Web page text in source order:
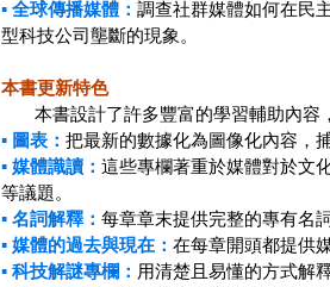
▪ 全球傳播媒體：調查社群媒體如何在民
型科技公司壟斷的現象。
本書更新特色
本書設計了許多豐富的學習輔助內容
▪ 圖表：把最新的數據化為圖像化內容，
▪ 媒體識讀：這些專欄著重於媒體對於文
等議題。
▪ 名詞解釋：每章章末提供完整的專有名
▪ 媒體的過去與現在：在每章開頭都提供
▪ 科技解謎專欄： 用清楚且易懂的方式解